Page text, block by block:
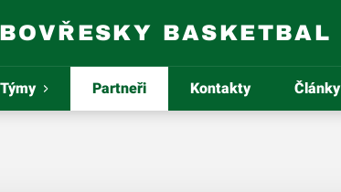
BASKETBAL
Týmy Partneři Kontakty Články